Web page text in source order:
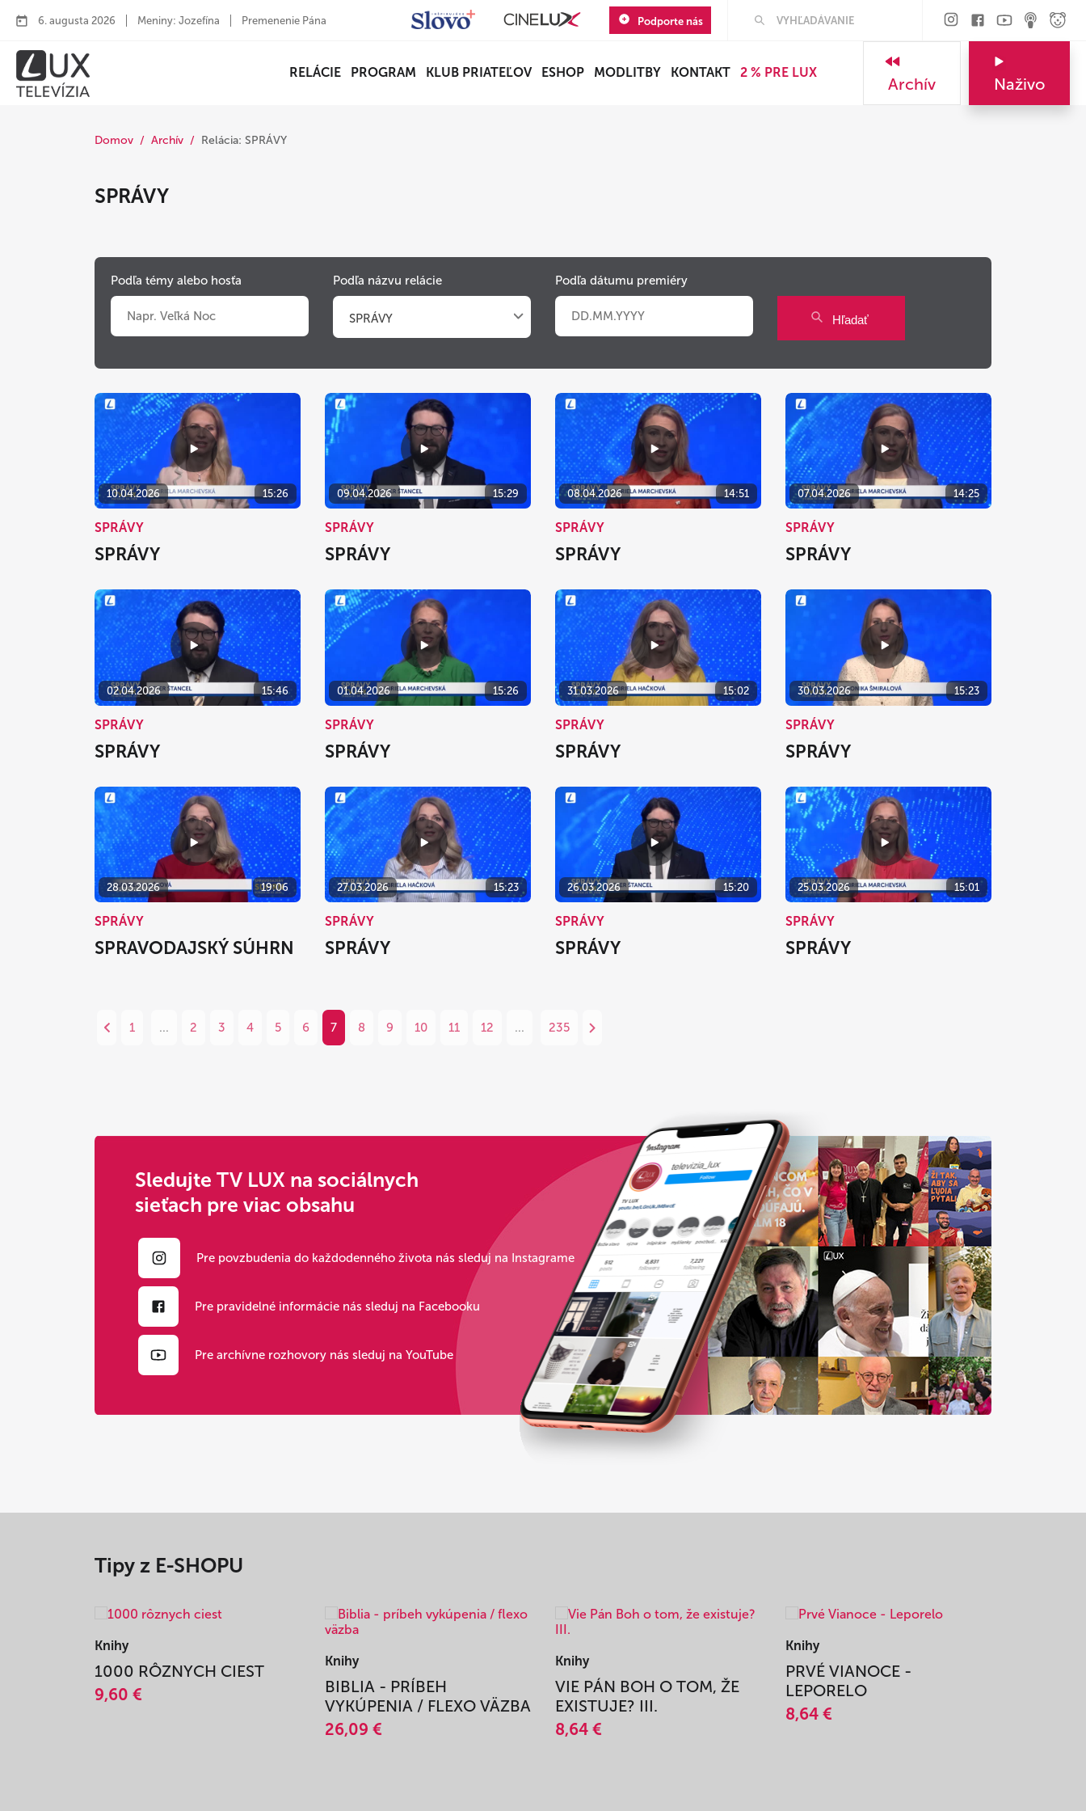
6. augusta 2026 Meniny: Jozefína Premenenie Pána Podporte nás
RELÁCIE PROGRAM KLUB PRIATEĽOV ESHOP MODLITBY KONTAKT 2 % PRE LUX
Archív Naživo
Domov Archív Relácia: SPRÁVY
SPRÁVY
Podľa témy alebo hosťa Podľa názvu relácie
SPRÁVY
Podľa dátumu premiéry
Po Ut St Št Pi So Ne
27 28 29 30 31
3 4 5 6
10 11 12 13 14 15 16
17 18 19 20 21 22 23
24 25
31 1
dnes vymazať zavrieť
Hľadať
10.04.2026 15:26
SPRÁVY
SPRÁVY
09.04.2026 15:29
SPRÁVY
SPRÁVY
08.04.2026 14:51
SPRÁVY
SPRÁVY
07.04.2026 14:25
SPRÁVY
SPRÁVY
02.04.2026 15:46
SPRÁVY
SPRÁVY
01.04.2026 15:26
SPRÁVY
SPRÁVY
31.03.2026 15:02
SPRÁVY
SPRÁVY
30.03.2026 15:23
SPRÁVY
SPRÁVY
28.03.2026 19:06
SPRÁVY
SPRAVODAJSKÝ SÚHRN
27.03.2026 15:23
SPRÁVY
SPRÁVY
26.03.2026 15:20
SPRÁVY
SPRÁVY
25.03.2026 15:01
SPRÁVY
SPRÁVY
1 ... 2 3 4 5 6 7 8 9 10 11 12 ... 235
Sledujte TV LUX na sociálnych
sieťach pre viac obsahu
Pre povzbudenia do každodenného života nás sleduj na Instagrame
Pre pravidelné informácie nás sleduj na Facebooku
Pre archívne rozhovory nás sleduj na YouTube
Tipy z E-SHOPU
Knihy
1000 RÔZNYCH CIEST
9,60 €
Knihy
BIBLIA - PRÍBEH
VYKÚPENIA / FLEXO VÄZBA
26,09 €
Knihy
VIE PÁN BOH O TOM, ŽE
EXISTUJE? III.
8,64 €
Knihy
PRVÉ VIANOCE -
LEPORELO
8,64 €